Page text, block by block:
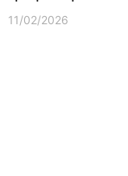
11/02/2026